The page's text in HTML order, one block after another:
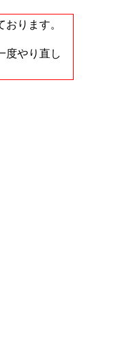
ります。
度やり直し